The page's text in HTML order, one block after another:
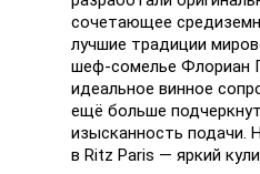
сочетающее
лучшие традиции
шеф-сомелье Флориан
идеальное винное
ещё больше
изысканность подачи.
в Ritz Paris — яркий